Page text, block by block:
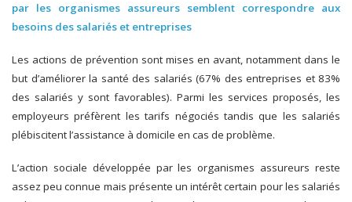
par les organismes assureurs semblent correspondre aux
besoins des salariés et entreprises
Les actions de prévention sont mises en avant, notamment dans le
but d’améliorer la santé des salariés (67% des entreprises et 83%
des salariés y sont favorables). Parmi les services proposés, les
employeurs préfèrent les tarifs négociés tandis que les salariés
plébiscitent l’assistance à domicile en cas de problème.
L’action sociale développée par les organismes assureurs reste
assez peu connue mais présente un intérêt certain pour les salariés